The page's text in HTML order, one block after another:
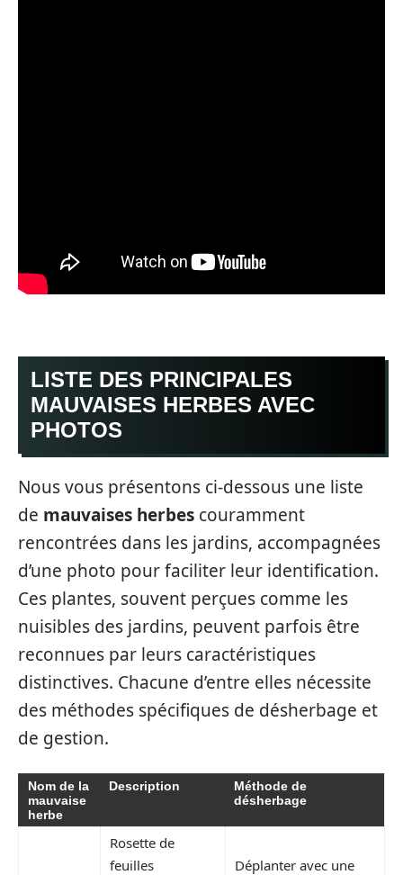
LISTE DES PRINCIPALES
MAUVAISES HERBES AVEC
PHOTOS
Nous vous présentons ci-dessous une liste
de mauvaises herbes couramment
rencontrées dans les jardins, accompagnées
d’une photo pour faciliter leur identification.
Ces plantes, souvent perçues comme les
nuisibles des jardins, peuvent parfois être
reconnues par leurs caractéristiques
distinctives. Chacune d’entre elles nécessite
des méthodes spécifiques de désherbage et
de gestion.
Nom de la
mauvaise
herbe
Description
Méthode de
désherbage
Rosette de
feuilles
Déplanter avec une